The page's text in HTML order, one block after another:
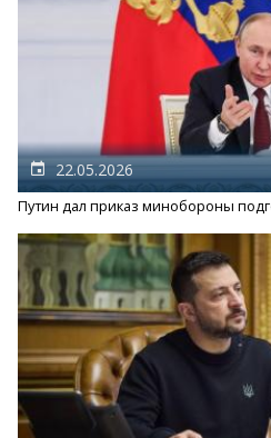
22.05.2026
Путин дал приказ минобороны